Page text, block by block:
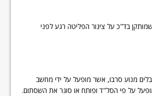
בד"כ על צינור הפליטה רגע לפני
מנוע סרבו, אשר מופעל על ידי מחשב
על פי הסל"ד ופותח או סוגר את השסתום.